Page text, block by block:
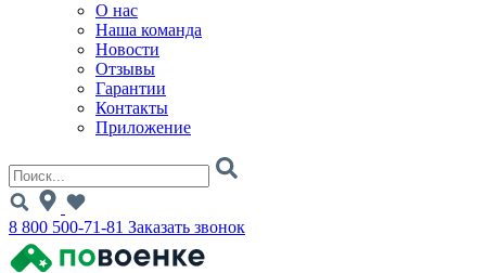
О нас
Наша команда
Новости
Отзывы
Гарантии
Контакты
Приложение
8 800 500-71-81 Заказать звонок